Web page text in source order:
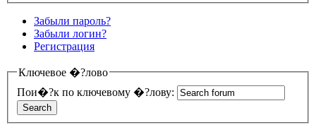
Забыли пароль?
Забыли логин?
Регистрация
Ключевое �?лово
Пои�?к по ключевому �?лову: